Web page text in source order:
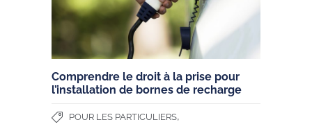
Comprendre le droit à la prise pour
l’installation de bornes de recharge
POUR LES PARTICULIERS,